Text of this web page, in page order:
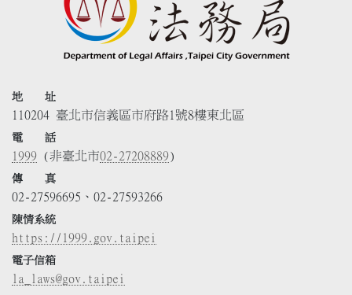
地 址
110204 臺北市信義區市府路1號8樓東北區
電 話
1999 (非臺北市02-27208889)
傳 真
02-27596695、02-27593266
陳情系統
https://1999.gov.taipei
電子信箱
la_laws@gov.taipei